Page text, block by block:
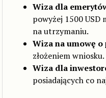
Wiza dla
powyżej 1500 USD
na utrzymaniu.
Wiza na umowę o
złożeniem wniosku.
Wiza dla
posiadających co